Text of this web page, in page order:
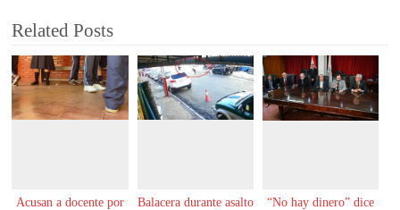
Related Posts
Acusan a docente por
Balacera durante asalto
“No hay dinero” dice